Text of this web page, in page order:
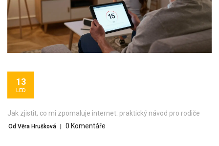
13
LED
Jak zjistit, co mi zpomaluje internet: praktický návod pro rodiče
Od Věra Hrušková 0 Komentáře